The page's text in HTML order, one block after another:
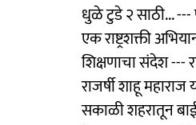
धुळे टुडे २ साठी... ---
एक राष्ट्रशक्ती
शिक्षणाचा संदेश ---
राजर्षी शाहू महाराज
सकाळी शहरातून